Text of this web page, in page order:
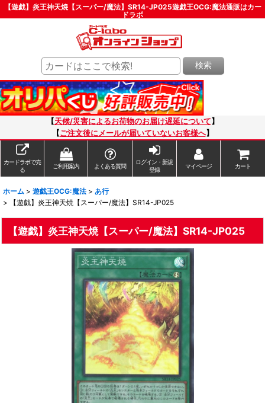
【遊戯】炎王神天焼【スーパー/魔法】SR14-JP025遊戯王OCG:魔法通販はカー
ドラボ
検索
【天候/災害によるお荷物のお届け遅延について 】
【ご注文後にメールが届いていないお客様へ】
カードラボで売
る
ご利用案内 よくある質問
ログイン・新規
登録
マイページ カート
ホーム > 遊戯王OCG:魔法 > あ行
>
【遊戯】炎王神天焼【スーパー/魔法】SR14-JP025
【遊戯】炎王神天焼【スーパー/魔法】SR14-JP025